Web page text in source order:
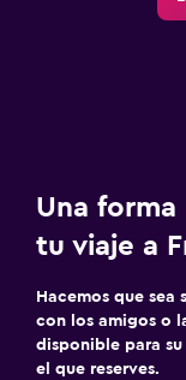
Una
tu viaje a
Hacemos que
con los amigos o
disponible para
el que reserves.